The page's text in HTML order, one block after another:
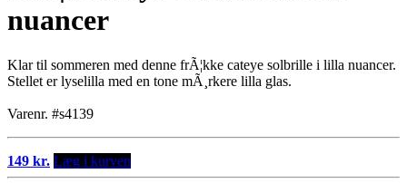
nuancer
Klar til sommeren med denne frÃ¦kke cateye solbrille i lilla nuancer.
Stellet er lyselilla med en tone mÃ¸rkere lilla glas.
Varenr. #s4139
149 kr. Læg i kurven